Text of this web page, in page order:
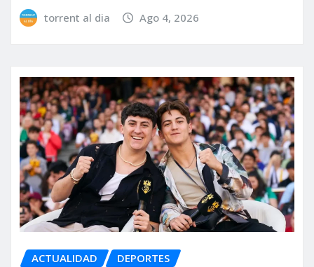
torrent al dia Ago 4, 2026
ACTUALIDAD DEPORTES